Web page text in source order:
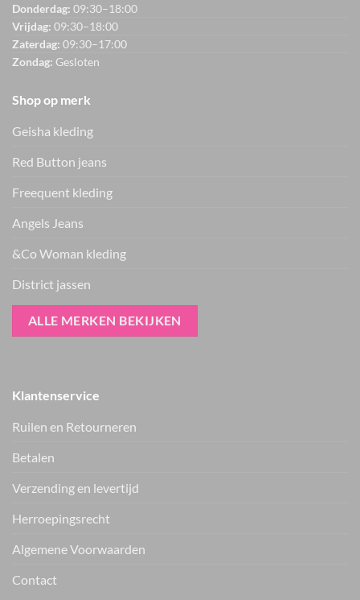
Donderdag: 09:30–18:00
Vrijdag: 09:30–18:00
Zaterdag: 09:30–17:00
Zondag: Gesloten
Shop op merk
Geisha kleding
Red Button jeans
Freequent kleding
Angels Jeans
&Co Woman kleding
District jassen
ALLE MERKEN BEKIJKEN
Klantenservice
Ruilen en Retourneren
Betalen
Verzending en levertijd
Herroepingsrecht
Algemene Voorwaarden
Contact
Only broek